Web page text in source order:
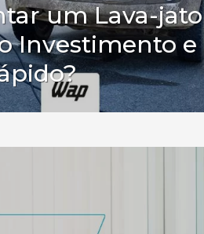
um Lava-jato
Investimento e